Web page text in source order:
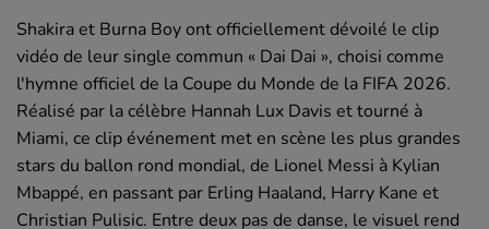
Shakira et Burna Boy ont officiellement dévoilé le clip
vidéo de leur single commun « Dai Dai », choisi comme
l'hymne officiel de la Coupe du Monde de la FIFA 2026.
Réalisé par la célèbre Hannah Lux Davis et tourné à
Miami, ce clip événement met en scène les plus grandes
stars du ballon rond mondial, de Lionel Messi à Kylian
Mbappé, en passant par Erling Haaland, Harry Kane et
Christian Pulisic. Entre deux pas de danse, le visuel rend